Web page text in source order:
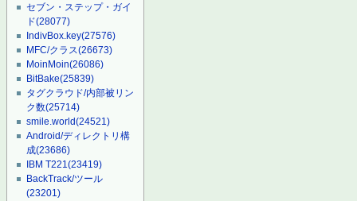
セブン・ステップ・ガイ
ド(28077)
IndivBox.key(27576)
MFC/クラス(26673)
MoinMoin(26086)
BitBake(25839)
タグクラウド/内部被リン
ク数(25714)
smile.world(24521)
Android/ディレクトリ構
成(23686)
IBM T221(23419)
BackTrack/ツール
(23201)